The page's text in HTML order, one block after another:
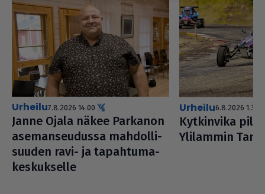
urheilu7.8.2026 14.00
Janne Ojala näkee Parkanon
ase­man­seu­dussa mah­dol­li­
suu­den ravi- ja tapah­tu­ma­
kes­kuk­selle
urheilu6.8.2026 1.30
Kyt­kin­vika
Ylilammin